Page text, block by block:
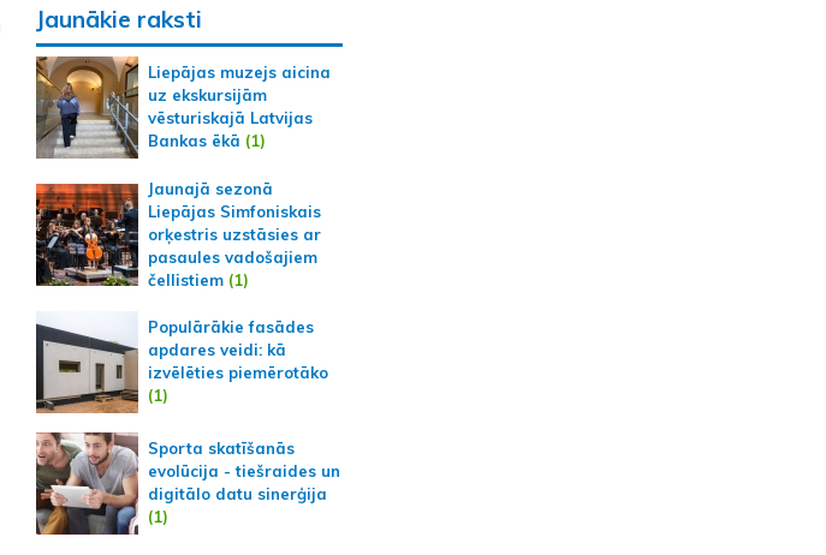
Jaunākie raksti
Liepājas muzejs aicina
uz ekskursijām
vēsturiskajā Latvijas
Bankas ēkā (1)
Jaunajā sezonā
Liepājas Simfoniskais
orķestris uzstāsies ar
pasaules vadošajiem
čellistiem(1)
Populārākie fasādes
apdares veidi: kā
izvēlēties piemērotāko
(1)
Sporta skatīšanās
evolūcija - tiešraides un
digitālo datu sinerģija
(1)